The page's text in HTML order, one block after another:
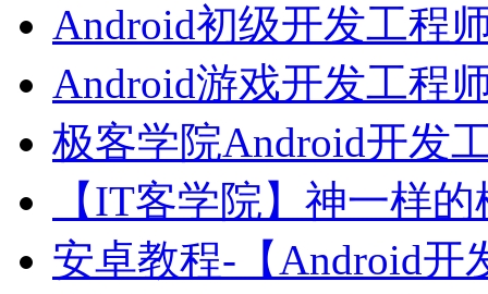
Android初级开发工程
Android游戏开发工程
极客学院Android开发
【IT客学院】神一样
安卓教程-【Android开